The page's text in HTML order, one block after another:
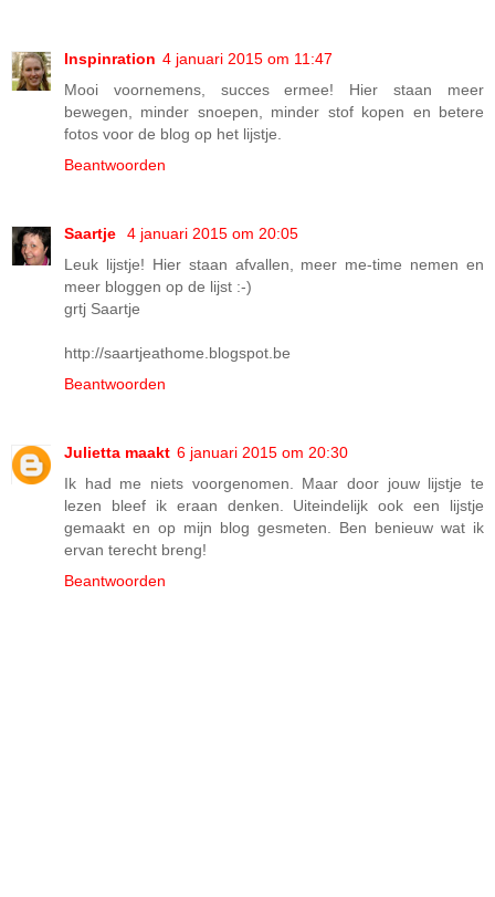
Inspinration 4 januari 2015 om 11:47
Mooi voornemens, succes ermee! Hier staan meer
bewegen, minder snoepen, minder stof kopen en betere
fotos voor de blog op het lijstje.
Beantwoorden
Saartje
4 januari 2015 om 20:05
Leuk lijstje! Hier staan afvallen, meer me-time nemen en
meer bloggen op de lijst :-)
grtj Saartje
http://saartjeathome.blogspot.be
Beantwoorden
Julietta maakt 6 januari 2015 om 20:30
Ik had me niets voorgenomen. Maar door jouw lijstje te
lezen bleef ik eraan denken. Uiteindelijk ook een lijstje
gemaakt en op mijn blog gesmeten. Ben benieuw wat ik
ervan terecht breng!
Beantwoorden